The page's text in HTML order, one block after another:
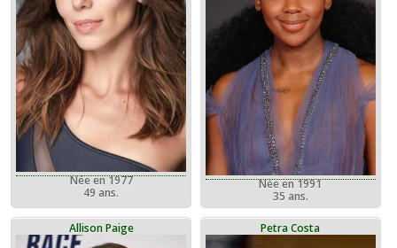
Née en 1977
49 ans.
Née en 1991
35 ans.
Allison Paige Petra Costa